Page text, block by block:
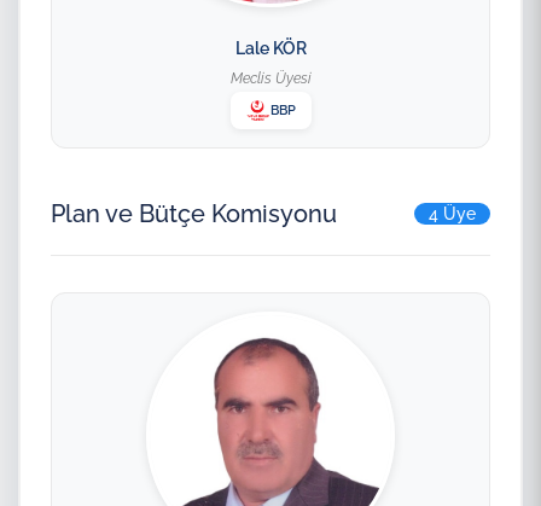
Lale KÖR
Meclis Üyesi
BBP
Plan ve Bütçe Komisyonu 4 Üye